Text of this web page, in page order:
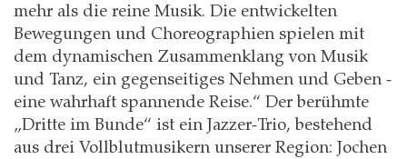
mehr als die reine Musik. Die entwickelten
Bewegungen und Choreographien spielen mit
dem dynamischen Zusammenklang von Musik
und Tanz, ein gegenseitiges Nehmen und Geben -
eine wahrhaft spannende Reise.“ Der berühmte
„Dritte im Bunde“ ist ein Jazzer-Trio, bestehend
aus drei Vollblutmusikern unserer Region: Jochen